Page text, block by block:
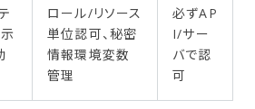
ロール/リソース
単位認可、秘密
情報環境変数
管理
必ずAP
I/サー
バで認
可